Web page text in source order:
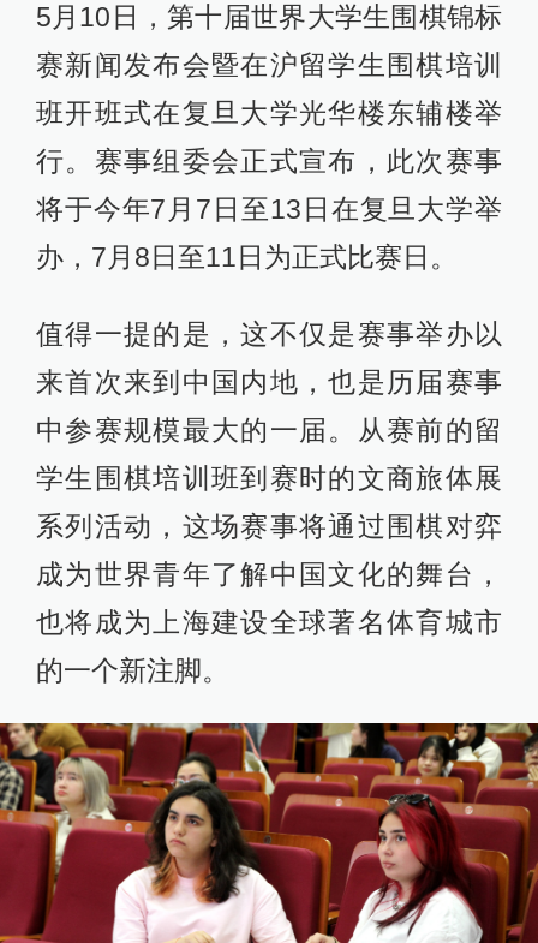
5月10日，第十届世界大学生围棋锦标
赛新闻发布会暨在沪留学生围棋培训
班开班式在复旦大学光华楼东辅楼举
行。赛事组委会正式宣布，此次赛事
将于今年7月7日至13日在复旦大学举
办，7月8日至11日为正式比赛日。
值得一提的是，这不仅是赛事举办以
来首次来到中国内地，也是历届赛事
中参赛规模最大的一届。从赛前的留
学生围棋培训班到赛时的文商旅体展
系列活动，这场赛事将通过围棋对弈
成为世界青年了解中国文化的舞台，
也将成为上海建设全球著名体育城市
的一个新注脚。